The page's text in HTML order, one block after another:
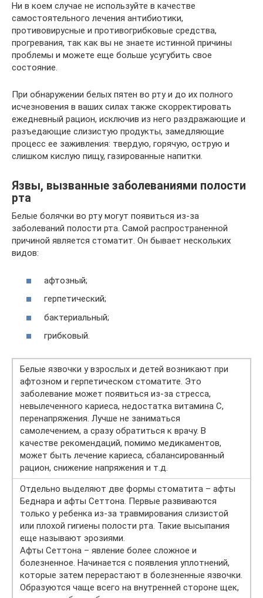
Ни в коем случае не используйте в качестве
самостоятельного лечения антибиотики,
противовирусные и противогрибковые средства,
прогревания, так как вы не знаете истинной причины
проблемы и можете еще больше усугубить свое
состояние.
При обнаружении белых пятен во рту и до их полного
исчезновения в ваших силах также скорректировать
ежедневный рацион, исключив из него раздражающие и
разъедающие слизистую продукты, замедляющие
процесс ее заживления: твердую, горячую, острую и
слишком кислую пищу, газированные напитки.
Язвы, вызванные заболеваниями полости
рта
Белые болячки во рту могут появиться из-за
заболеваний полости рта. Самой распространенной
причиной является стоматит. Он бывает нескольких
видов:
афтозный;
герпетический;
бактериальный;
грибковый.
Белые язвочки у взрослых и детей возникают при
афтозном и герпетическом стоматите. Это
заболевание может появиться из-за стресса,
невылеченного кариеса, недостатка витамина С,
перенапряжения. Лучше не заниматься
самолечением, а сразу обратиться к врачу. В
качестве рекомендаций, помимо медикаментов,
может быть лечение кариеса, сбалансированный
рацион, снижение напряжения и т.д.
Отдельно выделяют две формы стоматита – афты
Беднара и афты Сеттона. Первые развиваются
только у ребенка из-за травмирования слизистой
или плохой гигиены полости рта. Такие высыпания
еще называют эрозиями.
Афты Сеттона – явление более сложное и
болезненное. Начинается с появления уплотнений,
которые затем перерастают в болезненные язвочки.
Образуются чаще всего на внутренней стороне щек,